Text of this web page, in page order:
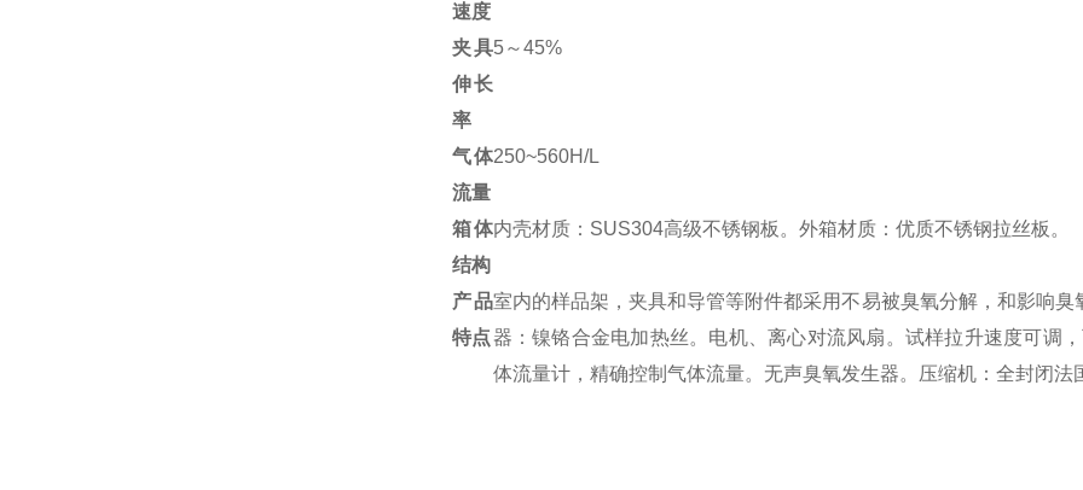
速度
夹具
伸长
率
5～45%
气体
流量
250~560H/L
箱体
结构
内壳材质：SUS304高级不锈钢板。外箱材质：优质不锈钢拉丝板。
产品
特点
室内的样品架，夹具和导管等附件都采用不易被臭氧分解，和影响
器：镍铬合金电加热丝。电机、离心对流风扇。试样拉升速度可调
体流量计，精确控制气体流量。无声臭氧发生器。压缩机：全封闭法